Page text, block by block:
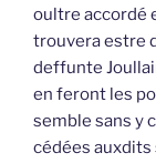
oultre accordé
trouvera estre
deffunte
en feront les
semble sans y
cédées auxdits